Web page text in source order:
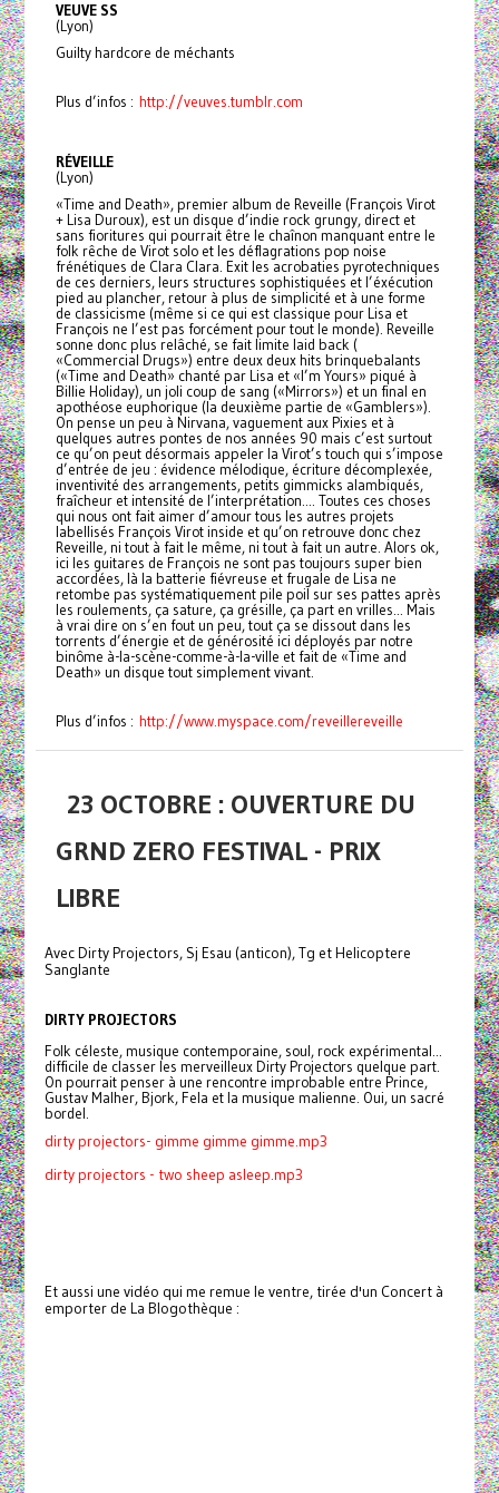
VEUVE SS
(Lyon)
Guilty hardcore de méchants
Plus d’infos : http://veuves.tumblr.com
RÉVEILLE
(Lyon)
«Time and Death», premier album de Reveille (François Virot
+ Lisa Duroux), est un disque d’indie rock grungy, direct et
sans fioritures qui pourrait être le chaînon manquant entre le
folk rêche de Virot solo et les déflagrations pop noise
frénétiques de Clara Clara. Exit les acrobaties pyrotechniques
de ces derniers, leurs structures sophistiquées et l’éxécution
pied au plancher, retour à plus de simplicité et à une forme
de classicisme (même si ce qui est classique pour Lisa et
François ne l’est pas forcément pour tout le monde). Reveille
sonne donc plus relâché, se fait limite laid back (
«Commercial Drugs») entre deux deux hits brinquebalants
(«Time and Death» chanté par Lisa et «I’m Yours» piqué à
Billie Holiday), un joli coup de sang («Mirrors») et un final en
apothéose euphorique (la deuxième partie de «Gamblers»).
On pense un peu à Nirvana, vaguement aux Pixies et à
quelques autres pontes de nos années 90 mais c’est surtout
ce qu’on peut désormais appeler la Virot’s touch qui s’impose
d’entrée de jeu : évidence mélodique, écriture décomplexée,
inventivité des arrangements, petits gimmicks alambiqués,
fraîcheur et intensité de l’interprétation.... Toutes ces choses
qui nous ont fait aimer d’amour tous les autres projets
labellisés François Virot inside et qu’on retrouve donc chez
Reveille, ni tout à fait le même, ni tout à fait un autre. Alors ok,
ici les guitares de François ne sont pas toujours super bien
accordées, là la batterie fiévreuse et frugale de Lisa ne
retombe pas systématiquement pile poil sur ses pattes après
les roulements, ça sature, ça grésille, ça part en vrilles... Mais
à vrai dire on s’en fout un peu, tout ça se dissout dans les
torrents d’énergie et de générosité ici déployés par notre
binôme à-la-scène-comme-à-la-ville et fait de «Time and
Death» un disque tout simplement vivant.
Plus d’infos : http://www.myspace.com/reveillereveille
23 OCTOBRE : OUVERTURE DU
GRND ZERO FESTIVAL - PRIX
LIBRE
Avec Dirty Projectors, Sj Esau (anticon), Tg et Helicoptere
Sanglante
DIRTY PROJECTORS
Folk céleste, musique contemporaine, soul, rock expérimental...
difficile de classer les merveilleux Dirty Projectors quelque part.
On pourrait penser à une rencontre improbable entre Prince,
Gustav Malher, Bjork, Fela et la musique malienne. Oui, un sacré
bordel.
dirty projectors- gimme gimme gimme.mp3
dirty projectors - two sheep asleep.mp3
Et aussi une vidéo qui me remue le ventre, tirée d'un Concert à
emporter de La Blogothèque :